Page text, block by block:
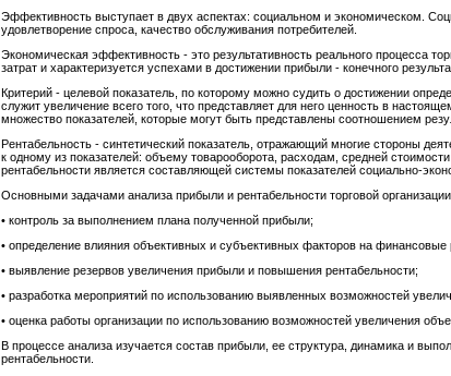
Эффективность выступает в двух аспектах: социальном и экономическом.
удовлетворение спроса, качество обслуживания потребителей.
Экономическая эффективность - это результативность реального процесса
затрат и характеризуется успехами в достижении прибыли - конечного
Критерий - целевой показатель, по которому можно судить о достижении
служит увеличение всего того, что представляет для него ценность в
множество показателей, которые могут быть представлены соотношением
Рентабельность - синтетический показатель, отражающий многие стороны
к одному из показателей: объему товарооборота, расходам, средней
рентабельности является составляющей системы показателей социально-
Основными задачами анализа прибыли и рентабельности торговой
• контроль за выполнением плана полученной прибыли;
• определение влияния объективных и субъективных факторов на финансовые
• выявление резервов увеличения прибыли и повышения рентабельности;
• разработка мероприятий по использованию выявленных возможностей
• оценка работы организации по использованию возможностей увеличения
В процессе анализа изучается состав прибыли, ее структура, динамика и
рентабельности.